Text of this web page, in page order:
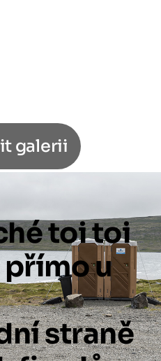
galerii
toitoi
přímou
straně